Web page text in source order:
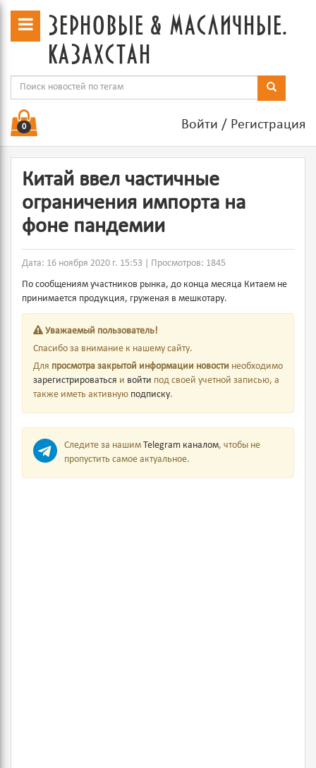
зерновые & масличные.
казахстан
Войти / Регистрация
0
Китай ввел частичные
ограничения импорта на
фоне пандемии
Дата: 16 ноября 2020 г. 15:53 | Просмотров: 1845
По сообщениям участников рынка, до конца месяца Китаем не
принимается продукция, груженая в мешкотару.
Уважаемый пользователь!
Спасибо за внимание к нашему сайту.
Для просмотра закрытой информации новости необходимо
зарегистрироваться и войти под своей учетной записью, а
также иметь активную подписку.
Следите за нашим Telegram каналом, чтобы не
пропустить самое актуальное.